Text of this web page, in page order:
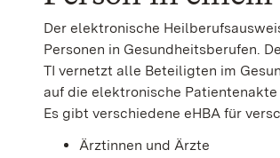
Der elektronische
Personen in Gesundheitsberufen.
TI vernetzt alle Beteiligten im
auf die elektronische Patientenakte
Es gibt verschiedene eHBA für
Ärztinnen und Ärzte